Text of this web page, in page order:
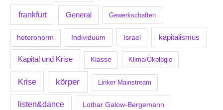
frankfurt General Gewerkschaften
heteronorm Individuum Israel kapitalismus
Kapital und Krise Klasse Klima/Ökologie
Krise körper Linker Mainstream
listen&dance Lothar Galow-Bergemann